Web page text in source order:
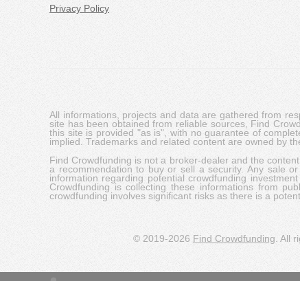
Privacy Policy
All informations, projects and data are gathered from
site has been obtained from reliable sources, Find
this site is provided "as is", with no guarantee of
implied. Trademarks and related content are owned by
Find Crowdfunding is not a broker-dealer and the
a recommendation to buy or sell a security. Any sale
information regarding potential crowdfunding
Crowdfunding is collecting these informations from
crowdfunding involves significant risks as there is a
© 2019-2026 Find Crowdfunding. All